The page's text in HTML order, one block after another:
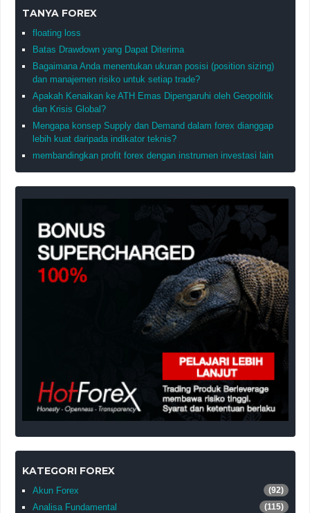
TANYA FOREX
floating loss
Batas Drawdown yang Dapat Diterima
Bagaimana Anda menentukan ukuran posisi (position sizing)
dan manajemen risiko untuk setiap trade?
Apakah Kenaikan ke ATH Emas Dipengaruhi oleh Geopolitik
dan Krisis Global?
Mengapa konsep Supply dan Demand dalam forex dianggap
lebih kuat daripada indikator teknis?
membandingkan profit forex dengan instrumen investasi lain
KATEGORI FOREX
Akun Forex (92)
Analisa Fundamental (115)